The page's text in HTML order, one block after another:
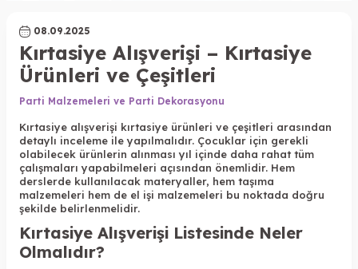
08.09.2025
Kırtasiye Alışverişi – Kırtasiye
Ürünleri ve Çeşitleri
Parti Malzemeleri ve Parti Dekorasyonu
Kırtasiye alışverişi kırtasiye ürünleri ve çeşitleri arasından
detaylı inceleme ile yapılmalıdır. Çocuklar için gerekli
olabilecek ürünlerin alınması yıl içinde daha rahat tüm
çalışmaları yapabilmeleri açısından önemlidir. Hem
derslerde kullanılacak materyaller, hem taşıma
malzemeleri hem de el işi malzemeleri bu noktada doğru
şekilde belirlenmelidir.
Kırtasiye Alışverişi Listesinde Neler
Olmalıdır?